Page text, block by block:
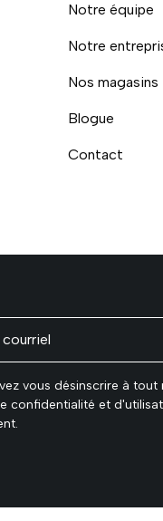
Notre équipe
Notre
Nos magasins
Blogue
Contact
vous désinscrire à
confidentialité et